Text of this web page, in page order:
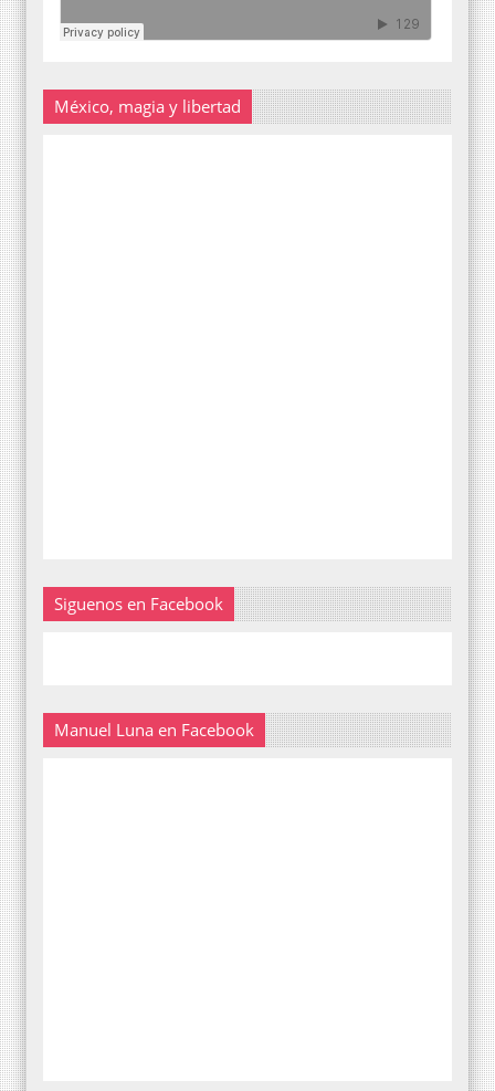
México, magia y libertad
Siguenos en Facebook
Manuel Luna en Facebook